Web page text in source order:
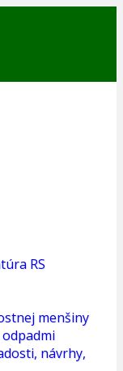
RS
menšiny
návrhy,